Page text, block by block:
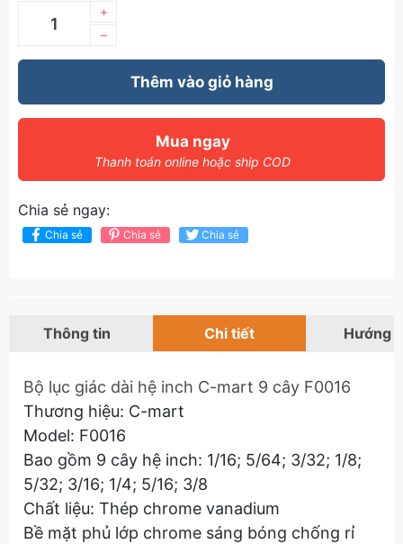
–
+
Thêm vào giỏ hàng
Mua ngay
Thanh toán online hoặc ship COD
Chia sẻ ngay:
Chia sẻ Chia sẻ Chia sẻ
Thông tin Chi tiết Hướng
Bộ lục giác dài hệ inch C-mart 9 cây F0016
Thương hiệu: C-mart
Model: F0016
Bao gồm 9 cây hệ inch: 1/16; 5/64; 3/32; 1/8;
5/32; 3/16; 1/4; 5/16; 3/8
Chất liệu: Thép chrome vanadium
Bề mặt phủ lớp chrome sáng bóng chống rỉ